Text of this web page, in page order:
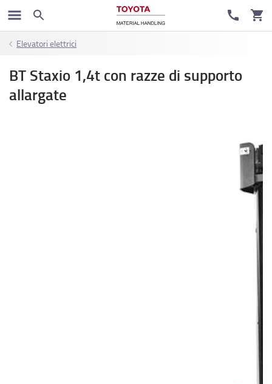
Elevatori elettrici
BT Staxio 1,4t con razze di supporto
allargate